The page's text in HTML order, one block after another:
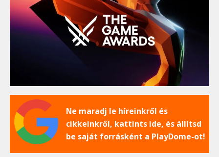
Ne maradj le híreinkről és
cikkeinkről, kattints ide, és állítsd
be saját forrásként a PlayDome-ot!